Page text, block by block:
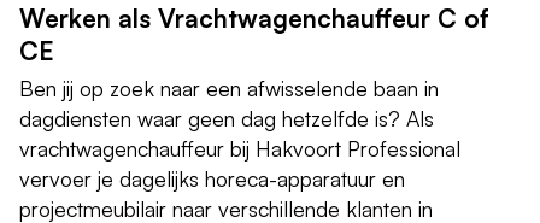
Werken als Vrachtwagenchauffeur C of
CE
Ben jij op zoek naar een afwisselende baan in
dagdiensten waar geen dag hetzelfde is? Als
vrachtwagenchauffeur bij Hakvoort Professional
vervoer je dagelijks horeca-apparatuur en
projectmeubilair naar verschillende klanten in